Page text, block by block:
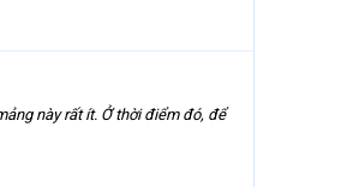
này rất ít. Ở thời điểm đó, để